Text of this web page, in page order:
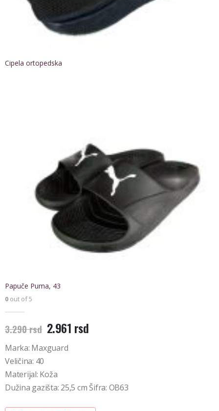
Cipela ortopedska
Papuče Puma, 43
0 out of 5
3.290rsd Originalna
cena
je
3.290 rsd.
2.961 rsdTrenutna
cena
Marka: Maxguard
Veličina: 40
Materijal: Koža
Dužina gazišta: 25,5 cm Šifra: OB63